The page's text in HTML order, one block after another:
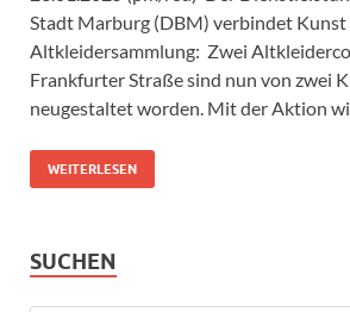
Stadt Marburg (DBM) verbindet Kunst
Altkleidersammlung: Zwei
Frankfurter Straße sind nun von zwei
neugestaltet worden. Mit der Aktion
WEITERLESEN
SUCHEN